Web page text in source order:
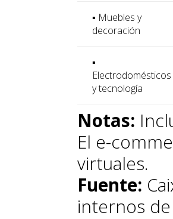
▪ Muebles y
decoración
▪
Electrodomésticos
y tecnología
Notas:
El e-
virtuales.
Fuente:
internos de